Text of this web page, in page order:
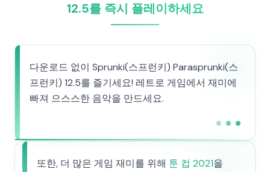
12.5를 즉시 플레이하세요
다운로드 없이 Sprunki(스프런키) Parasprunki(스
프런키) 12.5를 즐기세요! 레트로 게임에서 재미에
빠져 으스스한 음악을 만드세요.
또한, 더 많은 게임 재미를 위해 툰 컵 2021을